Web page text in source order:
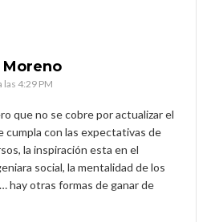
las 4:29 PM
que no se cobre por actualizar el
cumpla con las expectativas de
la inspiración esta en el
social, la mentalidad de los
hay otras formas de ganar de